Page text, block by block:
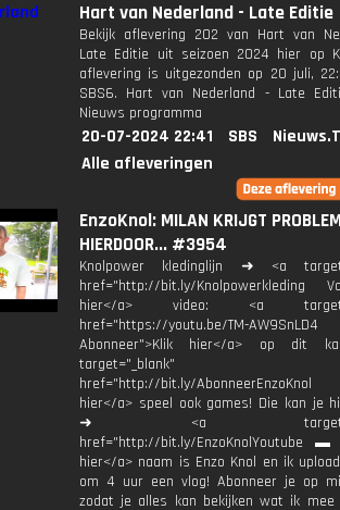
Hart van Nederland - Late Editie
Bekijk aflevering 202 van Hart van
Late Editie uit seizoen 2024 hier op
aflevering is uitgezonden op 20 juli,
SBS6. Hart van Nederland - Late
Nieuws programma
20-07-2024 22:41 SBS
Alle afleveringen
EnzoKnol: MILAN KRIJGT
HIERDOOR... #3954
Knolpower kledinglijn ➜ <a
href="http://bit.ly/Knolpowerkleding
hier</a> video: <a
href="https://youtu.be/TM-AW9SnLD4
Abonneer">Klik hier</a> op dit
target="_blank"
href="http://bit.ly/
hier</a> speel ook games! Die kan je
➜ <a
href="http://bit.ly/EnzoKnolYoutube ▬
hier</a> naam is Enzo Knol en ik
om 4 uur een vlog! Abonneer je op
zodat je alles kan bekijken wat ik mee